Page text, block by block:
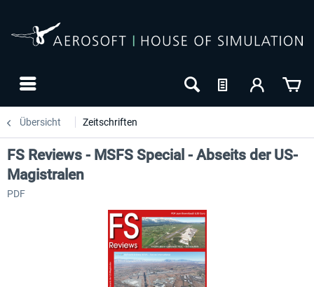
Übersicht Zeitschriften
FS Reviews - MSFS Special - Abseits der US-
Magistralen
PDF